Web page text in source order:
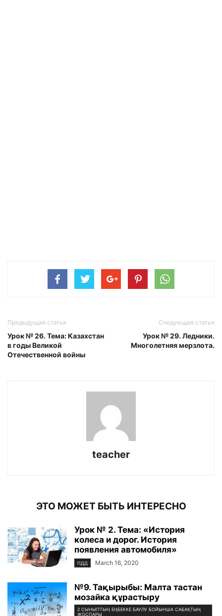
Предыдущая статья
Урок № 26. Тема: Казахстан
в годы Великой
Отечественной войны
Следующая статья
Урок № 29. Ледники.
Многолетняя мерзлота.
teacher
ЭТО МОЖЕТ БЫТЬ ИНТЕРЕСНО
Урок № 2. Тема: «История
колеса и дорог. История
появления автомобиля»
ПДД March 16, 2020
№9. Тақырыбы: Малта тастан
мозайка құрастыру
2 СЫНЫПТЫҢ ЕҢБЕККЕ БАУЛУ БОЙЫНША САБАҚТЫҢ
ЖОСПАРЫ